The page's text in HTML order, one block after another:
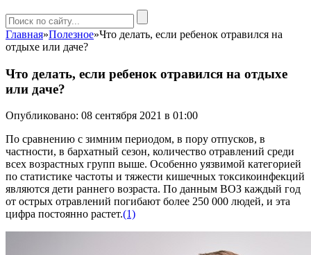
Главная»Полезное»Что делать, если ребенок отравился на
отдыхе или даче?
Что делать, если ребенок отравился на отдыхе
или даче?
Опубликовано: 08 сентября 2021 в 01:00
По сравнению с зимним периодом, в пору отпусков, в
частности, в бархатный сезон, количество отравлений среди
всех возрастных групп выше. Особенно уязвимой категорией
по статистике частоты и тяжести кишечных токсикоинфекций
являются дети раннего возраста. По данным ВОЗ каждый год
от острых отравлений погибают более 250 000 людей, и эта
цифра постоянно растет.(1)